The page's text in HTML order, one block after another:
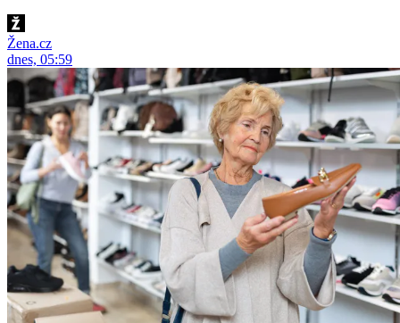
Žena.cz
dnes, 05:59